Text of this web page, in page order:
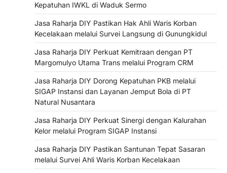
Kepatuhan IWKL di Waduk Sermo
Jasa Raharja DIY Pastikan Hak Ahli Waris Korban
Kecelakaan melalui Survei Langsung di Gunungkidul
Jasa Raharja DIY Perkuat Kemitraan dengan PT
Margomulyo Utama Trans melalui Program CRM
Jasa Raharja DIY Dorong Kepatuhan PKB melalui
SIGAP Instansi dan Layanan Jemput Bola di PT
Natural Nusantara
Jasa Raharja DIY Perkuat Sinergi dengan Kalurahan
Kelor melalui Program SIGAP Instansi
Jasa Raharja DIY Pastikan Santunan Tepat Sasaran
melalui Survei Ahli Waris Korban Kecelakaan